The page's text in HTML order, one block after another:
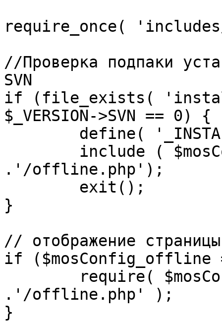
require_once(
//Проверка подпаки
SVN
if (file_exists(
$_VERSION->SVN == 0) {
.'/offline.php');
}
// отображение
if ($mosConfig_offline
.'/offline.php' );
}